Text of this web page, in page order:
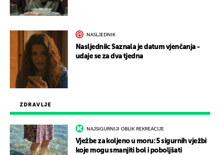
ZDRAVLJE
NAJSIGURNIJI OBLIK REKREACIJE
Vježbe za koljeno u moru: 5 sigurnih vježbi
koje mogu smanjiti bol i poboljšati
NASLJEDNIK
Nasljednik: Saznala je datum vjenčanja -
udaje se za dva tjedna